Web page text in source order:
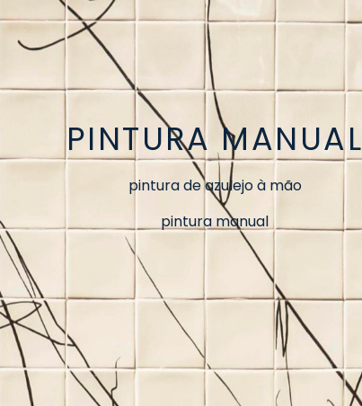
PINTURA MANUAL
pintura de azulejo à mão
pintura manual